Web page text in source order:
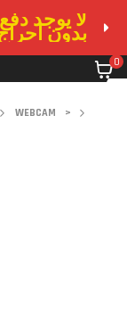
لا يوجد
بدون
0
WEBCAM
>